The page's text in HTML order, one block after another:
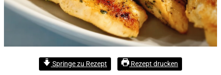
Springe zu Rezept Rezept drucken